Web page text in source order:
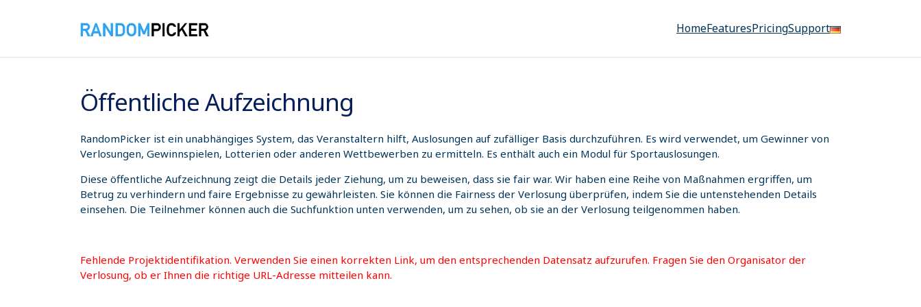
HomeFeaturesPricingSupport
Öffentliche Aufzeichnung
RandomPicker ist ein unabhängiges System, das Veranstaltern hilft, Auslosungen auf zufälliger Basis durchzuführen. Es wird verwendet, um Gewinner von
Verlosungen, Gewinnspielen, Lotterien oder anderen Wettbewerben zu ermitteln. Es enthält auch ein Modul für Sportauslosungen.
Diese öffentliche Aufzeichnung zeigt die Details jeder Ziehung, um zu beweisen, dass sie fair war. Wir haben eine Reihe von Maßnahmen ergriffen, um
Betrug zu verhindern und faire Ergebnisse zu gewährleisten. Sie können die Fairness der Verlosung überprüfen, indem Sie die untenstehenden Details
einsehen. Die Teilnehmer können auch die Suchfunktion unten verwenden, um zu sehen, ob sie an der Verlosung teilgenommen haben.
Fehlende Projektidentifikation. Verwenden Sie einen korrekten Link, um den entsprechenden Datensatz aufzurufen. Fragen Sie den Organisator der
Verlosung, ob er Ihnen die richtige URL-Adresse mitteilen kann.